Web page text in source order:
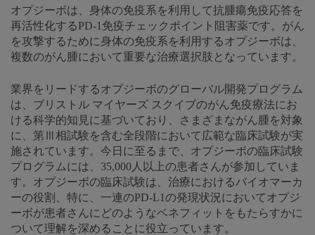
オプジーボは、身体の免疫系を利用して抗腫瘍免疫応答を
再活性化するPD-1免疫チェックポイント阻害薬です。がん
を攻撃するために身体の免疫系を利用するオプジーボは、
複数のがん腫において重要な治療選択肢となっています。
業界をリードするオプジーボのグローバル開発プログラム
は、ブリストル マイヤーズ スクイブのがん免疫療法にお
ける科学的知見に基づいており、さまざまながん腫を対象
に、第Ⅲ相試験を含む全段階において広範な臨床試験が実
施されています。今日に至るまで、オプジーボの臨床試験
プログラムには、35,000人以上の患者さんが参加していま
す。オプジーボの臨床試験は、治療におけるバイオマーカ
ーの役割、特に、一連のPD-L1の発現状況においてオプジ
ーボが患者さんにどのようなベネフィットをもたらすかに
ついて理解を深めることに役立っています。